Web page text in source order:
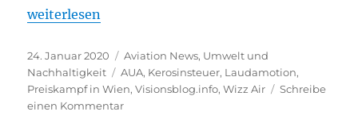
„Den ökologisch und ökonomisch zerstörerischen
weiterlesen
Veröffentlicht
am
24. Januar 2020 Kategorien
Aviation News, Umwelt und
Nachhaltigkeit
Schlagwörter
AUA, Kerosinsteuer, Laudamotion,
Preiskampf in Wien,Visionsblog.info,Wizz Air
Schreibe
einen Kommentarzu